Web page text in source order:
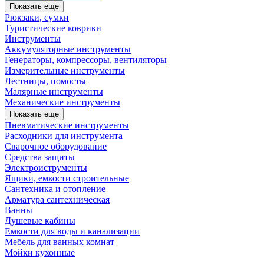
Показать еще
Рюкзаки, сумки
Туристические коврики
Инструменты
Аккумуляторные инструменты
Генераторы, компрессоры, вентиляторы
Измерительные инструменты
Лестницы, помосты
Малярные инструменты
Механические инструменты
Показать еще
Пневматические инструменты
Расходники для инструмента
Сварочное оборудование
Средства защиты
Электроиструменты
Ящики, емкости строительные
Сантехника и отопление
Арматура сантехническая
Ванны
Душевые кабины
Емкости для воды и канализации
Мебель для ванных комнат
Мойки кухонные